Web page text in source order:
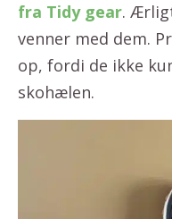
fra Tidy gear.
venner med dem.
op, fordi de ikke
skohælen.